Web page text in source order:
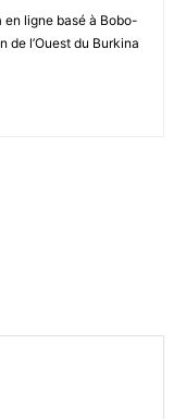
en ligne basé à Bobo-
de l’Ouest du Burkina